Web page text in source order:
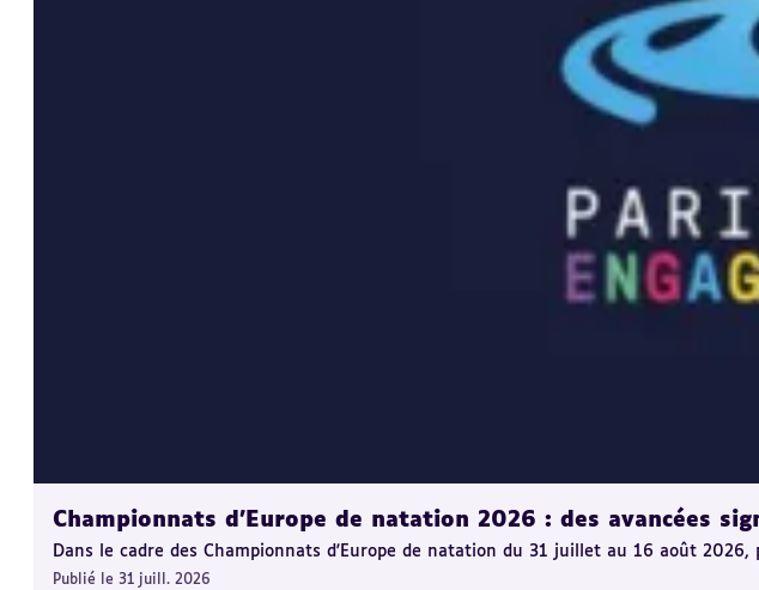
Championnats d'Europe de natation 2026 : des avancées
Dans le cadre des Championnats d'Europe de natation du 31 juillet au 16 août
Publié le 31 juill. 2026